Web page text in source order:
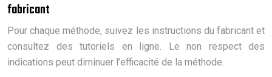
fabricant
Pour chaque méthode, suivez les instructions du fabricant et
consultez des tutoriels en ligne. Le non respect des
indications peut diminuer l’efficacité de la méthode.